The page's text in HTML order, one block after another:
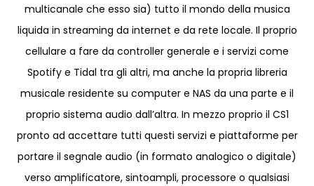
multicanale che esso sia) tutto il mondo della musica
liquida in streaming da internet e da rete locale. Il proprio
cellulare a fare da controller generale e i servizi come
Spotify e Tidal tra gli altri, ma anche la propria libreria
musicale residente su computer e NAS da una parte e il
proprio sistema audio dall’altra. In mezzo proprio il CS1
pronto ad accettare tutti questi servizi e piattaforme per
portare il segnale audio (in formato analogico o digitale)
verso amplificatore, sintoampli, processore o qualsiasi